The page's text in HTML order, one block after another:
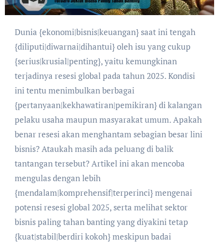
Dunia {ekonomi|bisnis|keuangan} saat ini tengah
{diliputi|diwarnai|dihantui} oleh isu yang cukup
{serius|krusial|penting}, yaitu kemungkinan
terjadinya resesi global pada tahun 2025. Kondisi
ini tentu menimbulkan berbagai
{pertanyaan|kekhawatiran|pemikiran} di kalangan
pelaku usaha maupun masyarakat umum. Apakah
benar resesi akan menghantam sebagian besar lini
bisnis? Ataukah masih ada peluang di balik
tantangan tersebut? Artikel ini akan mencoba
mengulas dengan lebih
{mendalam|komprehensif|terperinci} mengenai
potensi resesi global 2025, serta melihat sektor
bisnis paling tahan banting yang diyakini tetap
{kuat|stabil|berdiri kokoh} meskipun badai